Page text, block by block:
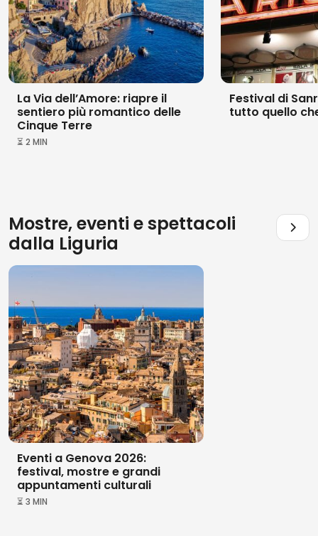
La Via dellʼAmore: riapre il
sentiero più romantico delle
Cinque Terre
⏳ 2 MIN
Festival di
tutto quello
Mostre, eventi e spettacoli
dalla Liguria
Eventi a Genova 2026:
festival, mostre e grandi
appuntamenti culturali
⏳ 3 MIN